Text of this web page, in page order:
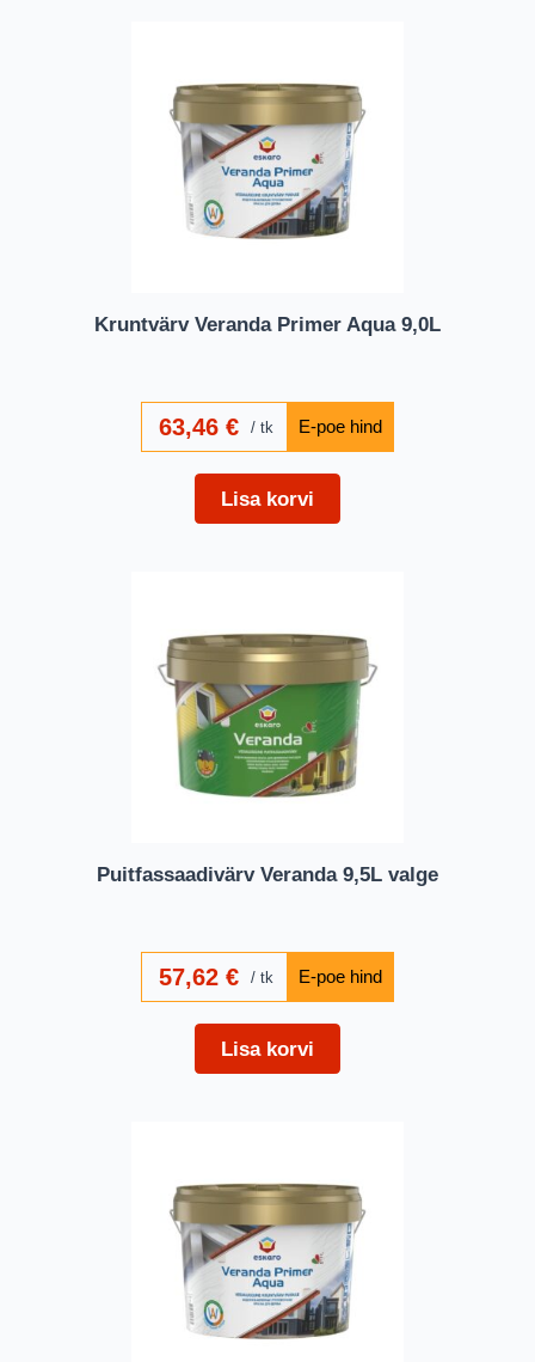
Kruntvärv Veranda Primer Aqua 9,0L
63,46 € tk
Lisa korvi
Puitfassaadivärv Veranda 9,5L valge
57,62 € tk
Lisa korvi